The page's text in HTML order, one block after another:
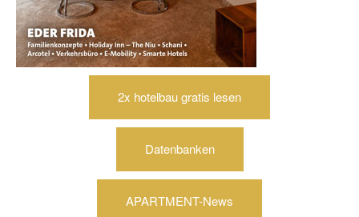
2x hotelbau gratis lesen
Datenbanken
APARTMENT-News